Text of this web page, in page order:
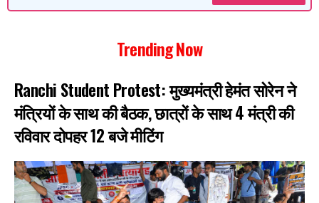
Trending Now
Ranchi Student Protest: मुख्यमंत्री हेमंत सोरेन ने
मंत्रियों के साथ की बैठक, छात्रों के साथ 4 मंत्री की
रविवार दोपहर 12 बजे मीटिंग